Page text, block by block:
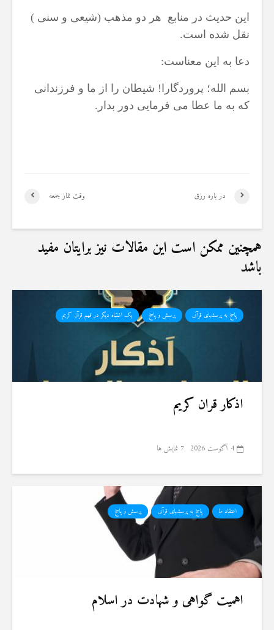
این حدیث در منابع هر دو مذهب (شیعی و سنی )
نقل شده است.
دعا به این معناست:
بسم الله؛ پروردگارا! شیطان را از ما و فرزندانی
که به ما عطا می فرمایی دور بدار.
وقت نماز جمعه در باره رزق
همچنین ممکن است این مقالات نیز برایتان مفید
باشد
پاسخ به پرسشهای قرآنی پرسش و پاسخ یک اشتباه دیگر در فهم قرآن کریم
اذکار قران کریم
4 آگوست 2026 7 نمایش ها
اعتقاد ما پاسخ به پرسشهای قرآنی پرسش و پاسخ
اهمیت گواهی و شهادت در اسلام
قصاص درباره او اجرا
می‌شود؟
36 نمایش ها